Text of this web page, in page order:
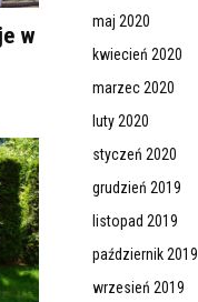
w
maj 2020
kwiecień 2020
marzec 2020
luty 2020
styczeń 2020
grudzień 2019
listopad 2019
październik 2019
wrzesień 2019